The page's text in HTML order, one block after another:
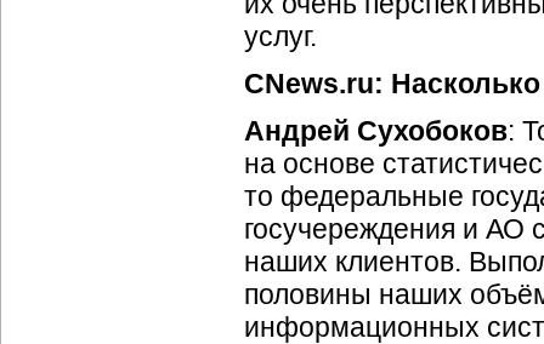
услуг.
CNews.ru:
Андрей Сухобоков:
на основе
то федеральные
госучереждения и АО
наших клиентов.
половины наших
информационных